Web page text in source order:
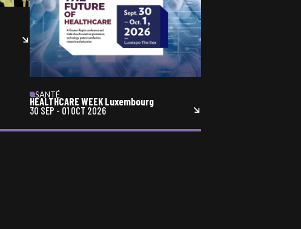
SANTÉ
HEALTHCARE WEEK Luxembourg
30 SEP - 01 OCT 2026